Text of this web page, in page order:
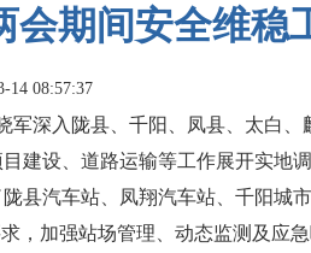
会期间安全维稳
14 08:57:37
军深入陇县、千阳、凤县、太白、
建设、道路运输等工作展开实地调
县汽车站、凤翔汽车站、千阳城
，加强站场管理、动态监测及应